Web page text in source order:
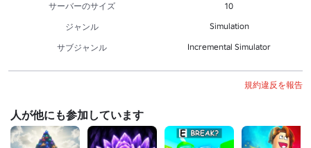
サーバーのサイズ
10
ジャンル
Simulation
サブジャンル Incremental Simulator
規約違反を報告
人が他にも参加しています